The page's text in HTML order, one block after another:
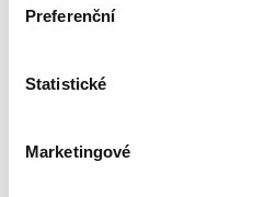
Preferenční
Statistické
Marketingové
Zaplanuj wizytę w Salonie win z